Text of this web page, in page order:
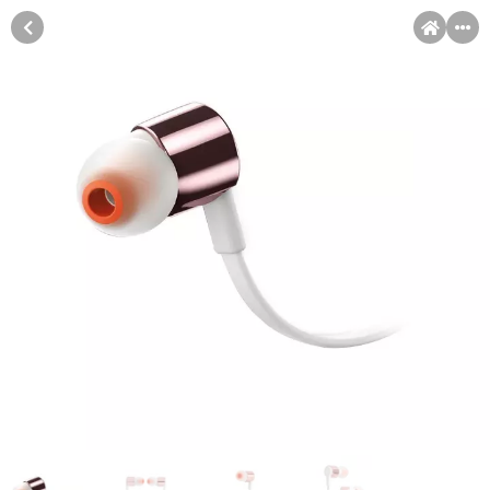
Pomoć pri kupovini